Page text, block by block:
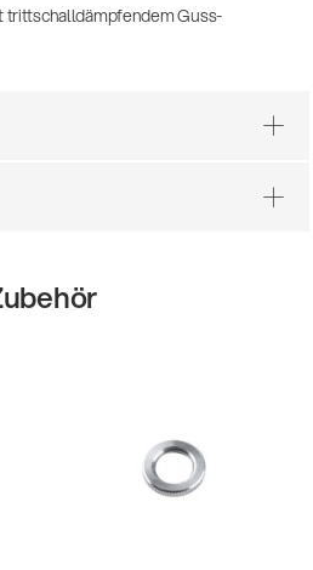
trittschalldämpfendem Guss-